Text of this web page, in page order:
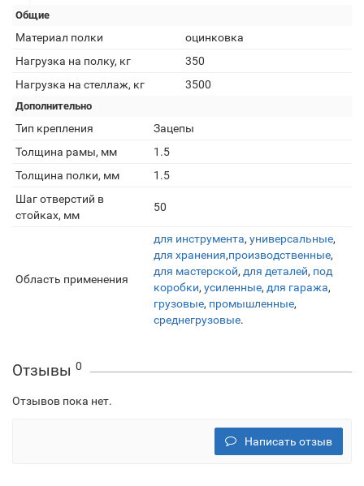
Общие
Материал полки
оцинковка
Нагрузка на полку, кг
350
Нагрузка на стеллаж, кг
3500
Дополнительно
Тип крепления
Зацепы
Толщина рамы, мм
1.5
Толщина полки, мм
1.5
Шаг отверстий в
стойках, мм
50
Область применения
для инструмента, универсальные,
для хранения,производственные,
для мастерской, для деталей, под
коробки, усиленные, для гаража,
грузовые, промышленные,
среднегрузовые.
Отзывы 0
Отзывов пока нет.
Написать отзыв